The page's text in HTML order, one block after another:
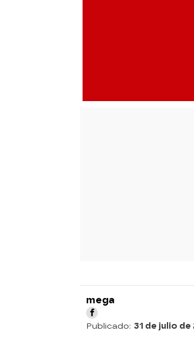
mega
Publicado: 31 de julio de